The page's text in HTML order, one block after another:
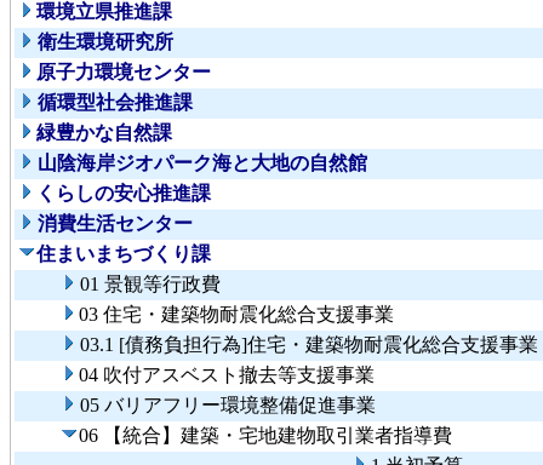
環境立県推進課
衛生環境研究所
原子力環境センター
循環型社会推進課
緑豊かな自然課
山陰海岸ジオパーク海と大地の自然館
くらしの安心推進課
消費生活センター
住まいまちづくり課
01 景観等行政費
03 住宅・建築物耐震化総合支援事業
03.1 [債務負担行為]住宅・建築物耐震化総合支援事業
04 吹付アスベスト撤去等支援事業
05 バリアフリー環境整備促進事業
06 【統合】建築・宅地建物取引業者指導費